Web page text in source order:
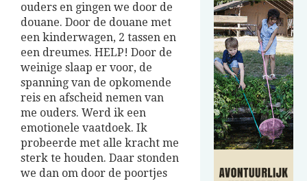
ouders en gingen we door de
douane. Door de douane met
een kinderwagen, 2 tassen en
een dreumes. HELP! Door de
weinige slaap er voor, de
spanning van de opkomende
reis en afscheid nemen van
me ouders. Werd ik een
emotionele vaatdoek. Ik
probeerde met alle kracht me
sterk te houden. Daar stonden
we dan om door de poortjes